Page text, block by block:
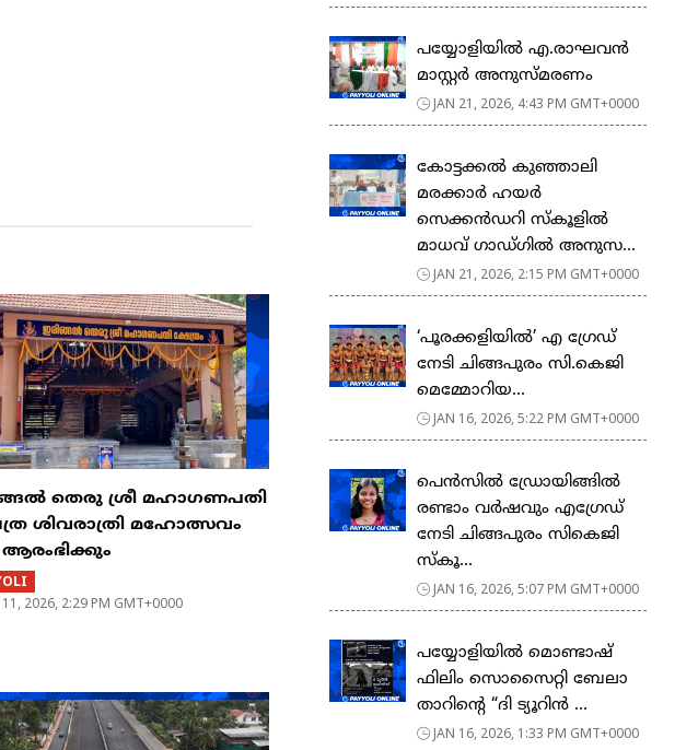
തെരു ശ്രീ മഹാഗണപതി
ശിവരാത്രി മഹോത്സവം
ആരംഭിക്കും
11, 2026, 2:29 PM GMT+0000
പയ്യോളിയിൽ എ.രാഘവൻ
മാസ്റ്റർ അനുസ്മരണം
JAN 21, 2026, 4:43 PM GMT+0000
കോട്ടക്കൽ കുഞ്ഞാലി
മരക്കാർ ഹയർ
സെക്കൻഡറി സ്കൂളിൽ
മാധവ് ഗാഡ്ഗിൽ അനുസ...
JAN 21, 2026, 2:15 PM GMT+0000
‘പൂരക്കളിയിൽ’ എ ഗ്രേഡ്
നേടി ചിങ്ങപുരം സി.കെജി
മെമ്മോറിയ...
JAN 16, 2026, 5:22 PM GMT+0000
പെൻസിൽ ഡ്രോയിങ്ങിൽ
രണ്ടാം വർഷവും എഗ്രേഡ്
നേടി ചിങ്ങപുരം സികെജി
സ്കൂ...
JAN 16, 2026, 5:07 PM GMT+0000
പയ്യോളിയിൽ മൊണ്ടാഷ്
ഫിലിം സൊസൈറ്റി ബേലാ
താറിന്റെ “ദി ട്യൂറിൻ ...
JAN 16, 2026, 1:33 PM GMT+0000